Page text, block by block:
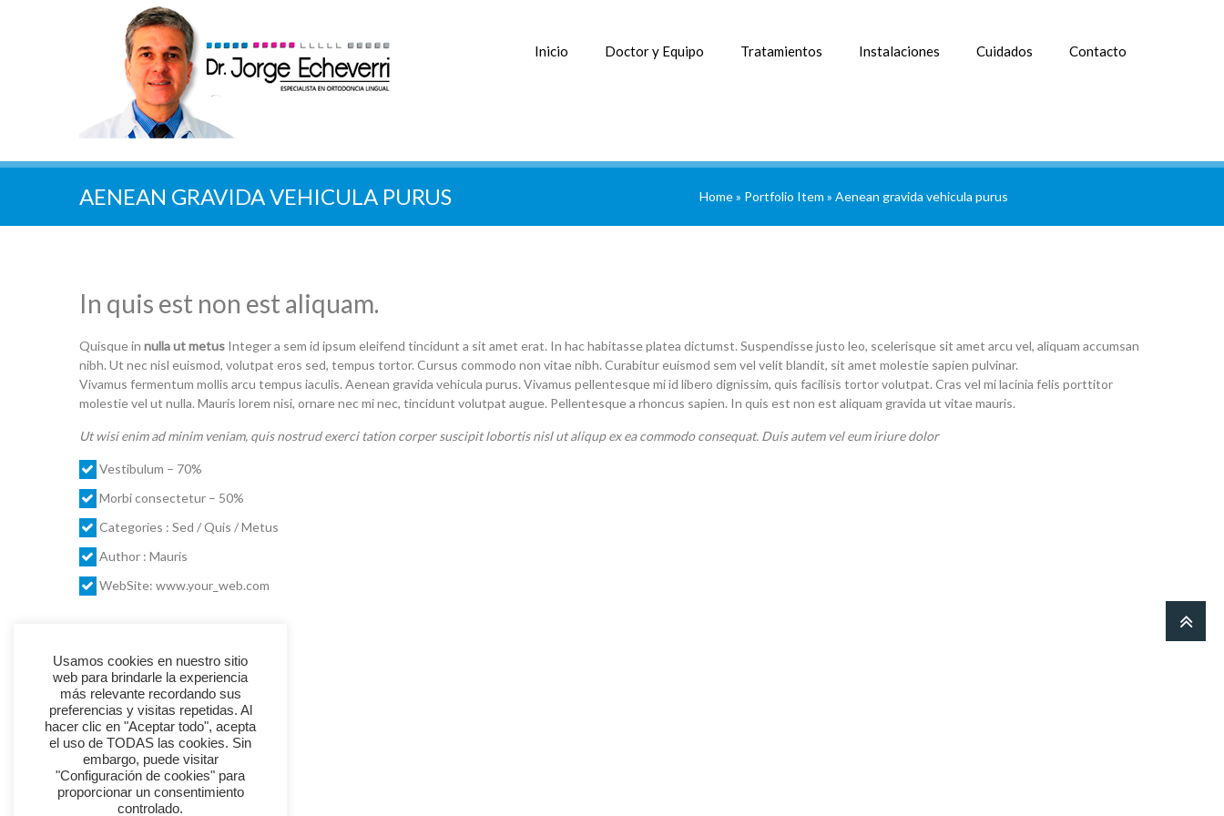
Inicio Doctor y Equipo Tratamientos Instalaciones Cuidados Contacto
AENEAN GRAVIDA VEHICULA PURUS Home» Portfolio Item » Aenean gravida vehicula purus
In quis est non est aliquam.
Quisque in nulla ut metus Integer a sem id ipsum eleifend tincidunt a sit amet erat. In hac habitasse platea dictumst. Suspendisse justo leo, scelerisque sit amet arcu vel, aliquam accumsan
nibh. Ut nec nisl euismod, volutpat eros sed, tempus tortor. Cursus commodo non vitae nibh. Curabitur euismod sem vel velit blandit, sit amet molestie sapien pulvinar.
Vivamus fermentum mollis arcu tempus iaculis. Aenean gravida vehicula purus. Vivamus pellentesque mi id libero dignissim, quis facilisis tortor volutpat. Cras vel mi lacinia felis porttitor
molestie vel ut nulla. Mauris lorem nisi, ornare nec mi nec, tincidunt volutpat augue. Pellentesque a rhoncus sapien. In quis est non est aliquam gravida ut vitae mauris.
Ut wisi enim ad minim veniam, quis nostrud exerci tation corper suscipit lobortis nisl ut aliqup ex ea commodo consequat. Duis autem vel eum iriure dolor
Vestibulum – 70%
Morbi consectetur – 50%
Categories : Sed / Quis / Metus
Author : Mauris
WebSite: www.your_web.com
Usamos cookies en nuestro sitio
web para brindarle la experiencia
más relevante recordando sus
preferencias y visitas repetidas. Al
hacer clic en "Aceptar todo", acepta
el uso de TODAS las cookies. Sin
embargo, puede visitar
"Configuración de cookies" para
proporcionar un consentimiento
controlado.